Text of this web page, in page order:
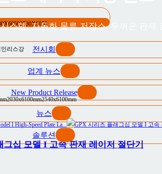
2530X6050
인리스강
2030x6100mm2540x6100mm
그십 모델 I 고속 판재 레이저 절단기
전시회
업계 뉴스
New Product Release
뉴스
솔루션
스템, 자동화 물류 저장소, 두꺼운 판재